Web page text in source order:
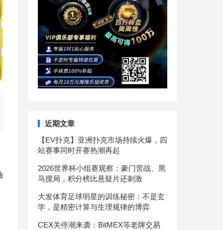
近期文章
【EV扑克】亚洲扑克市场持续火爆，四
站赛事同时开赛热潮再起
2026世界杯小组赛观察：豪门苦战、黑
马搅局，积分榜比悬疑片还刺激
大发体育足球明星的训练秘密：不是玄
学，是精密计算与生理规律的博弈
CEX关停潮来袭：BitMEX等老牌交易